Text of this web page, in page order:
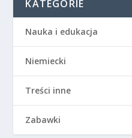
KATEGORIE
Nauka i edukacja
Niemiecki
Treści inne
Zabawki